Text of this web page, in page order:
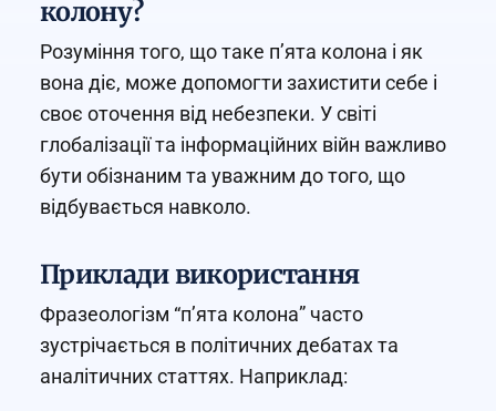
колону?
Розуміння того, що таке п’ята колона і як
вона діє, може допомогти захистити себе і
своє оточення від небезпеки. У світі
глобалізації та інформаційних війн важливо
бути обізнаним та уважним до того, що
відбувається навколо.
Приклади використання
Фразеологізм “п’ята колона” часто
зустрічається в політичних дебатах та
аналітичних статтях. Наприклад: